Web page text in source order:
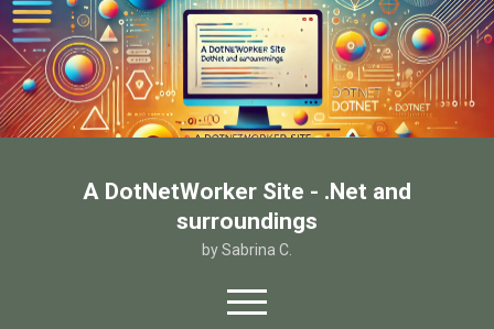
A DotNetWorker Site - .Net and
surroundings
by Sabrina C.
open
menu